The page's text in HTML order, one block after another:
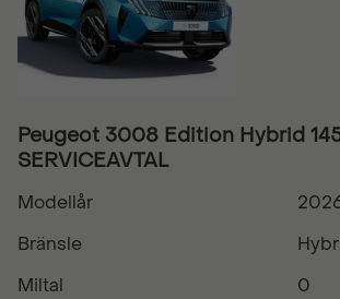
Peugeot 3008 Edition Hybrid
SERVICEAVTAL
Modellår
Bränsle
Miltal
0